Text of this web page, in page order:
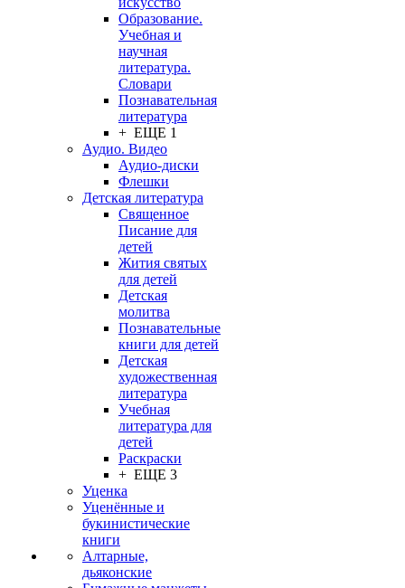
Образование.
Учебная и
научная
литература.
Словари
Познавательная
литература
+ ЕЩЕ 1
Аудио. Видео
Аудио-диски
Флешки
Детская литература
Священное
Писание для
детей
Жития святых
для детей
Детская
молитва
Познавательные
книги для детей
Детская
художественная
литература
Учебная
литература для
детей
Раскраски
+ ЕЩЕ 3
Уценка
Уценённые и
букинистические
книги
Алтарные,
дьяконские